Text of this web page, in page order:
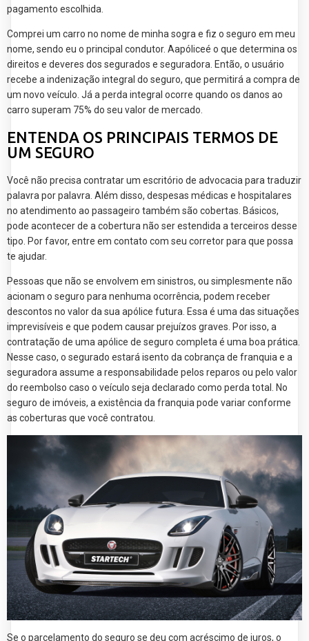
pagamento escolhida.
Comprei um carro no nome de minha sogra e fiz o seguro em meu
nome, sendo eu o principal condutor. Aapóliceé o que determina os
direitos e deveres dos segurados e seguradora. Então, o usuário
recebe a indenização integral do seguro, que permitirá a compra de
um novo veículo. Já a perda integral ocorre quando os danos ao
carro superam 75% do seu valor de mercado.
ENTENDA OS PRINCIPAIS TERMOS DE
UM SEGURO
Você não precisa contratar um escritório de advocacia para traduzir
palavra por palavra. Além disso, despesas médicas e hospitalares
no atendimento ao passageiro também são cobertas. Básicos,
pode acontecer de a cobertura não ser estendida a terceiros desse
tipo. Por favor, entre em contato com seu corretor para que possa
te ajudar.
Pessoas que não se envolvem em sinistros, ou simplesmente não
acionam o seguro para nenhuma ocorrência, podem receber
descontos no valor da sua apólice futura. Essa é uma das situações
imprevisíveis e que podem causar prejuízos graves. Por isso, a
contratação de uma apólice de seguro completa é uma boa prática.
Nesse caso, o segurado estará isento da cobrança de franquia e a
seguradora assume a responsabilidade pelos reparos ou pelo valor
do reembolso caso o veículo seja declarado como perda total. No
seguro de imóveis, a existência da franquia pode variar conforme
as coberturas que você contratou.
Se o parcelamento do seguro se deu com acréscimo de juros, o